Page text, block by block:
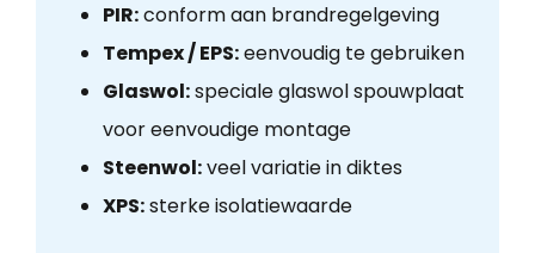
PIR:conform aan brandregelgeving
Tempex / EPS:eenvoudig te gebruiken
Glaswol:speciale glaswol spouwplaat
voor eenvoudige montage
Steenwol:veel variatie in diktes
XPS:sterke isolatiewaarde